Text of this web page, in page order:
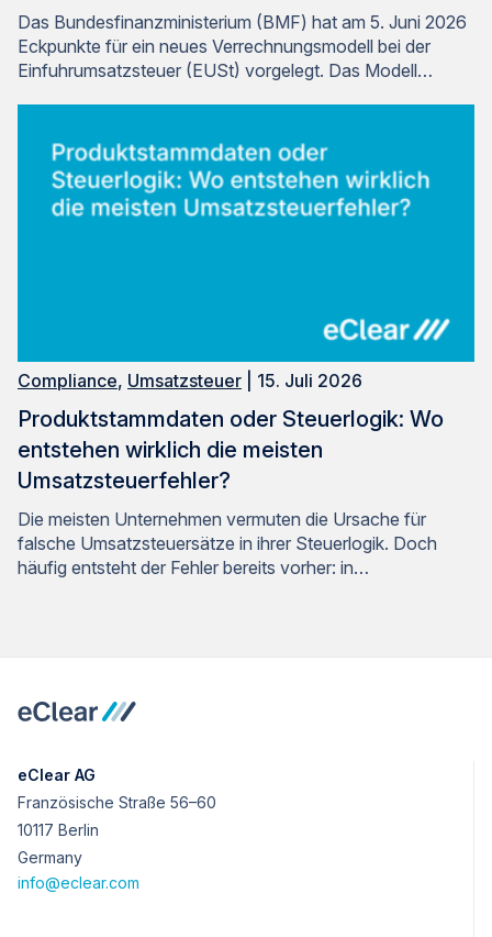
Das Bundesfinanzministerium (BMF) hat am 5. Juni 2026
Eckpunkte für ein neues Verrechnungsmodell bei der
Einfuhrumsatzsteuer (EUSt) vorgelegt. Das Modell…
Compliance, Umsatzsteuer | 15. Juli 2026
Produktstammdaten oder Steuerlogik: Wo
entstehen wirklich die meisten
Umsatzsteuerfehler?
Die meisten Unternehmen vermuten die Ursache für
falsche Umsatzsteuersätze in ihrer Steuerlogik. Doch
häufig entsteht der Fehler bereits vorher: in…
eClear AG
Französische Straße 56–60
10117 Berlin
Germany
info@eclear.com